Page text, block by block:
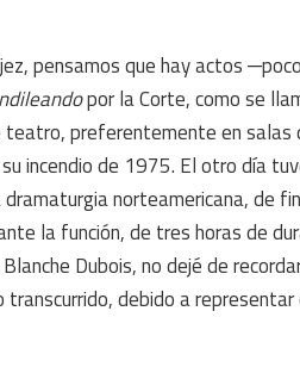
pensamos que hay actos
por la Corte, como se
preferentemente en salas
incendio de 1975. El otro día
norteamericana, de
la función, de tres horas de
Dubois, no dejé de
debido a